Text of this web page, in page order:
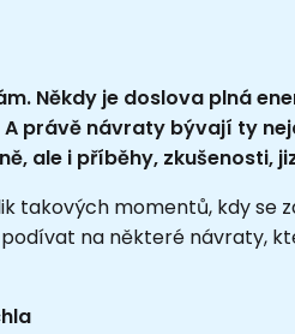
Někdy je doslova plná
právě návraty bývají ty
ale i příběhy, zkušenosti,
takových momentů, kdy se
na některé návraty,